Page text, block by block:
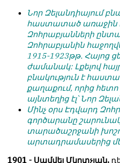
Նոր Զելանդիայում
հաստատած առաջին
Զոհրաբյանների
Զոհրաբյանին
1915-1923թթ. Հայոց
ժամանակ: Լքելով
բնակություն է
քաղաքում, որից հետո
այնտեղից էլ՝ Նոր
Մինչ օրս Էդվարդ
գործարանը
տարածաշրջանի
արտադրամասերից
1901 - Սամվել Մկրտչյան,